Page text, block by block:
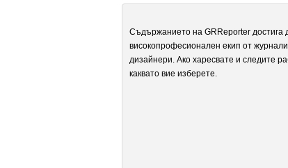
Съдържанието на GRReporter достига
високопрофесионален екип от
дизайнери. Ако харесвате и следите
каквато вие изберете.